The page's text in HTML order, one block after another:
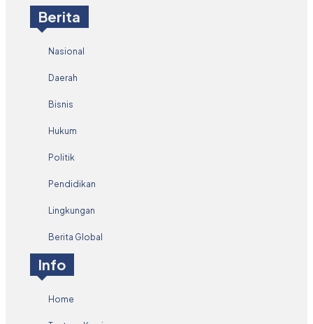
Berita
Nasional
Daerah
Bisnis
Hukum
Politik
Pendidikan
Lingkungan
Berita Global
Info
Home